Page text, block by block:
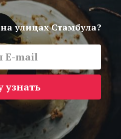
улицах Стамбула?
узнать